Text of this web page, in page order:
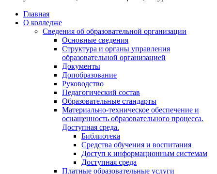
Главная
О колледже
Сведения об образовательной организации
Основные сведения
Структура и органы управления
образовательной организацией
Документы
Допобразование
Руководство
Педагогический состав
Образовательные стандарты
Материально-техническое обеспечение и
оснащенность образовательного процесса.
Доступная среда.
Библиотека
Средства обучения и воспитания
Доступ к информационным системам
Доступная среда
Платные образовательные услуги